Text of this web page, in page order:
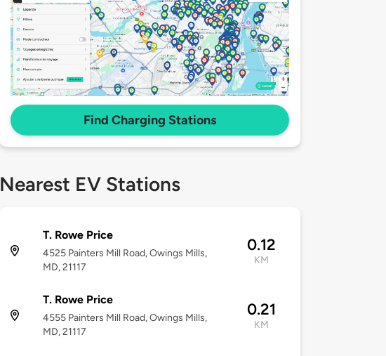
Find Charging Stations
Nearest EV Stations
T. Rowe Price
4525 Painters Mill Road, Owings Mills,
MD, 21117
0.12
KM
T. Rowe Price
4555 Painters Mill Road, Owings Mills,
MD, 21117
0.21
KM